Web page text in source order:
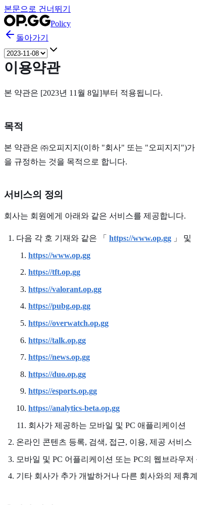
본문으로 건너뛰기
Policy
돌아가기
이용약관
본 약관은 [2023년 11월 8일]부터 적용됩니다.
목적
본 약관은 ㈜오피지지(이하 "회사" 또는 "오피지지")
을 규정하는 것을 목적으로 합니다.
서비스의 정의
회사는 회원에게 아래와 같은 서비스를 제공합니다.
다음 각 호 기재와 같은 「 https://www.op.gg 」 및
https://www.op.gg
https://tft.op.gg
https://valorant.op.gg
https://pubg.op.gg
https://overwatch.op.gg
https://talk.op.gg
https://news.op.gg
https://duo.op.gg
https://esports.op.gg
https://analytics-beta.op.gg
회사가 제공하는 모바일 및 PC 애플리케이션
온라인 콘텐츠 등록, 검색, 접근, 이용, 제공 서비스
모바일 및 PC 어플리케이션 또는 PC의 웹브라우
기타 회사가 추가 개발하거나 다른 회사와의 제휴